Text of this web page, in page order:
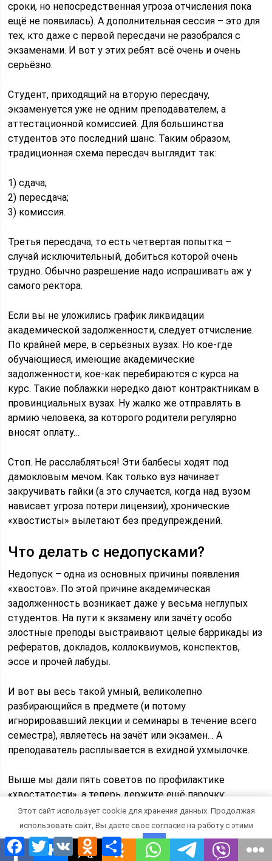
сроки, но непосредственная угроза отчисления пока
ещё не появилась). А дополнительная сессия – это для
тех, кто даже с первой пересдачи не разобрался с
экзаменами. И вот у этих ребят всё очень и очень
серьёзно.
Студент, приходящий на вторую пересдачу,
экзаменуется уже не одним преподавателем, а
аттестационной комиссией. Для большинства
студентов это последний шанс. Таким образом,
традиционная схема пересдач выглядит так:
1) сдача;
2) пересдача;
3) комиссия.
Третья пересдача, то есть четвертая попытка –
случай исключительный, добиться которой очень
трудно. Обычно разрешение надо испрашивать аж у
самого ректора.
Если вы не уложились график ликвидации
академической задолженности, следует отчисление.
По крайней мере, в серьёзных вузах. Но кое-где
обучающиеся, имеющие академические
задолженности, кое-как перебираются с курса на
курс. Такие поблажки нередко дают контрактникам в
провинциальных вузах. Ну жалко же отправлять в
армию человека, за которого родители регулярно
вносят оплату…
Стоп. Не расслабляться! Эти балбесы ходят под
дамокловым мечом. Как только вуз начинает
закручивать гайки (а это случается, когда над вузом
нависает угроза потери лицензии), хронические
«хвостисты» вылетают без предупреждений.
Что делать с недопусками?
Недопуск – одна из основных причины появления
«хвостов». По этой причине академическая
задолженность возникает даже у весьма неглупых
студентов. На пути к экзамену или зачёту особо
злостные преподы выстраивают целые баррикады из
рефератов, докладов, коллоквиумов, конспектов,
эссе и прочей лабуды.
И вот вы весь такой умный, великолепно
разбирающийся в предмете (и потому
игнорировавший лекции и семинары в течение всего
семестра), являетесь на зачёт или экзамен… А
преподаватель расплывается в ехидной ухмылочке.
Выше мы дали пять советов по профилактике
«хвостатости», а теперь держите ещё парочку:
№6.Если вы внезапно и вдруг, вынырнув из пучины
важных дел, заметили приближение зачётной недели и
экзаменационной сессии – немедленно узнавайте,
Facebook
TwitterVK Odnoklassniki
Отправить
Этот сайт использует cookie для хранения данных. Продолжая
использовать сайт, Вы даете свое согласие на работу с этими
файлами.
OK